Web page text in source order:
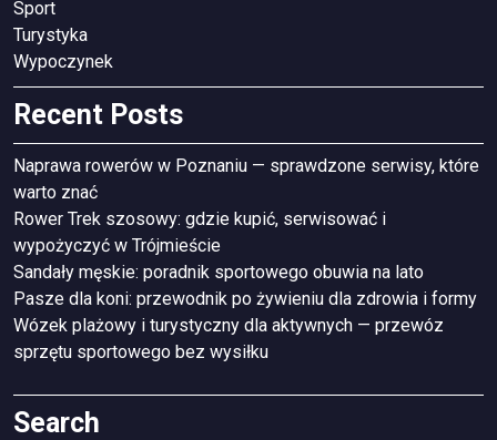
Sport
Turystyka
Wypoczynek
Recent Posts
Naprawa rowerów w Poznaniu — sprawdzone serwisy, które
warto znać
Rower Trek szosowy: gdzie kupić, serwisować i
wypożyczyć w Trójmieście
Sandały męskie: poradnik sportowego obuwia na lato
Pasze dla koni: przewodnik po żywieniu dla zdrowia i formy
Wózek plażowy i turystyczny dla aktywnych — przewóz
sprzętu sportowego bez wysiłku
Search